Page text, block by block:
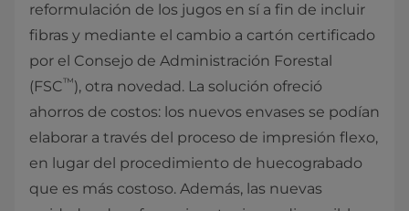
reformulación de los jugos en sí a fin de incluir
fibras y mediante el cambio a cartón certificado
por el Consejo de Administración Forestal
(FSC™), otra novedad. La solución ofreció
ahorros de costos: los nuevos envases se podían
elaborar a través del proceso de impresión flexo,
en lugar del procedimiento de huecograbado
que es más costoso. Además, las nuevas